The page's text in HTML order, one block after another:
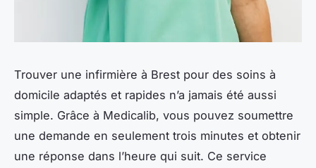
Trouver une infirmière à Brest pour des soins à
domicile adaptés et rapides n’a jamais été aussi
simple. Grâce à Medicalib, vous pouvez soumettre
une demande en seulement trois minutes et obtenir
une réponse dans l’heure qui suit. Ce service